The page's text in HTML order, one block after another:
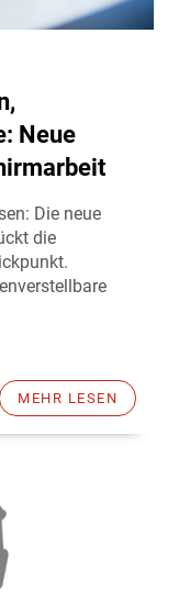
Neue
Die neue
die
MEHR LESEN